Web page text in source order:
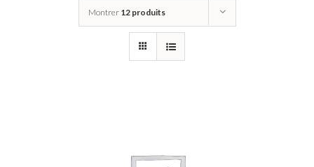
Montrer 12 produits